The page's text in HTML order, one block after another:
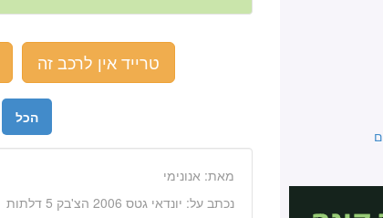
טרייד אין לרכב זה
הכל
מאת:אנונימי
נכתב על: יונדאי גטס 2006 הצ'בק 5 דלתות